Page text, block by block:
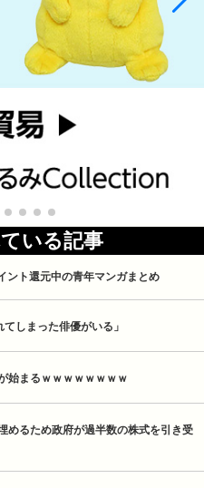
いる記事
ント還元中の青年マンガまとめ
しまった俳優がいる」
始まるｗｗｗｗｗｗｗｗ
めるため政府が過半数の株式を引き受